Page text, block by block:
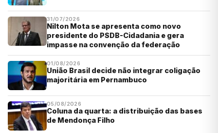
31/07/2026
Nilton Mota se apresenta como novo
presidente do PSDB-Cidadania e gera
impasse na convenção da federação
01/08/2026
União Brasil decide não integrar coligação
majoritária em Pernambuco
05/08/2026
Coluna da quarta: a distribuição das bases
de Mendonça Filho